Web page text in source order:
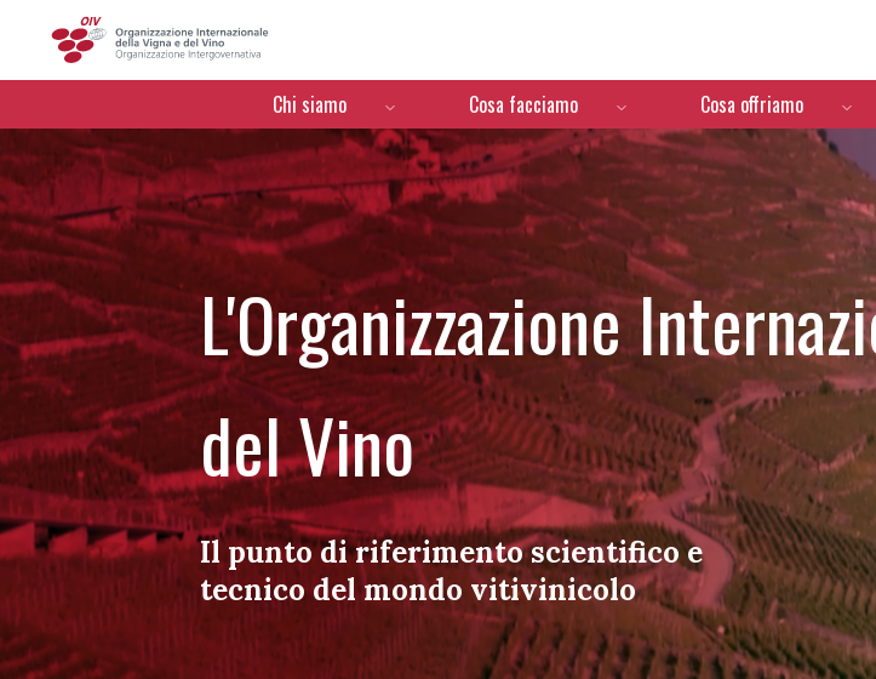
Menú de navegación
Chi siamo Cosa facciamo Cosa offriamo
L'Organizzazione
del Vino
Il punto di riferimento scientifico e
tecnico del mondo vitivinicolo